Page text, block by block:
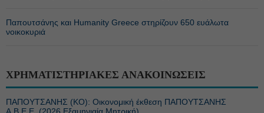
Παπουτσάνης και Humanity Greece στηρίζουν 650 ευάλωτα
νοικοκυριά
ΧΡΗΜΑΤΙΣΤΗΡΙΑΚΕΣ ΑΝΑΚΟΙΝΩΣΕΙΣ
ΠΑΠΟΥΤΣΑΝΗΣ (ΚΟ): Οικονομική έκθεση ΠΑΠΟΥΤΣΑΝΗΣ